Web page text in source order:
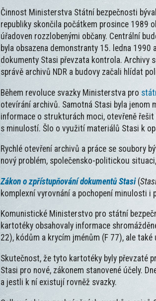
Činnost Ministerstva Státní bezpečnosti
republiky skončila počátkem prosince 1989
úřadoven rozzlobenými občany. Centrální
byla obsazena demonstranty 15. ledna 1990
dokumenty Stasi převzata kontrola. Archivy
správě archivů NDR a budovy začali hlídat
Během revoluce svazky Ministerstva pro
otevírání archivů. Samotná Stasi byla jenom
informace o strukturách moci, otevřeně
s minulostí. Šlo o využití materiálů Stasi k
Rychlé otevření archivů a práce se soubory
nový problém, společensko-politickou
Zákon o zpřístupňování dokumentů Stasi (
komplexní vyrovnání a pochopení minulosti i
Komunistické Ministerstvo pro státní
kartotéky obsahovaly informace
22), kódům a krycím jménům (F 77), ale
Skutečnost, že tyto kartotéky byly převzaté
Stasi pro nové, zákonem stanovené účely.
a jestli k ní existují rovněž svazky.